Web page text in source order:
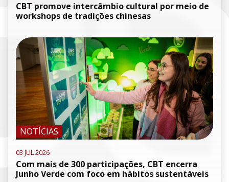
CBT promove intercâmbio cultural por meio de
workshops de tradições chinesas
NOTÍCIAS
03 JUL 2026
Com mais de 300 participações, CBT encerra
Junho Verde com foco em hábitos sustentáveis